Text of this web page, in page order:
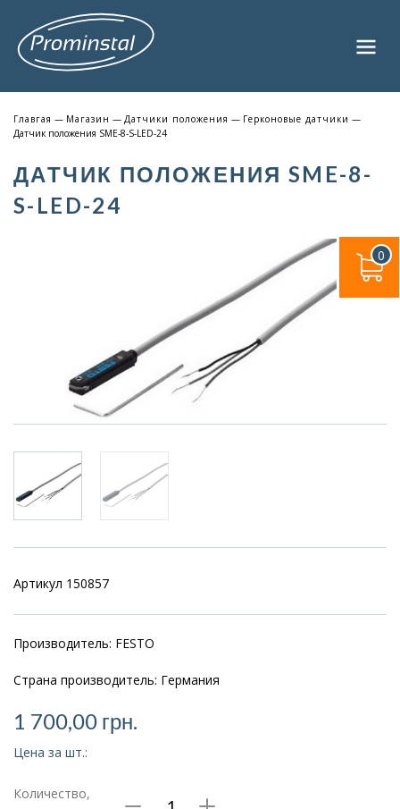
Главгая — Магазин — Датчики положения — Герконовые датчики —
Датчик положения SME-8-S-LED-24
ДАТЧИК ПОЛОЖЕНИЯ SME-8-
S-LED-24
Артикул 150857
Производитель: FESTO
Страна производитель: Германия
1 700,00 грн.
Цена за шт.:
Количество,
0